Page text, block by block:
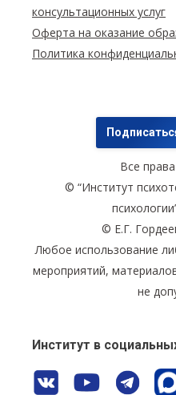
консультационных услуг
Оферта на оказание
Политика
Все
© “Институт
© Е.Г.
Любое использование
мероприятий,
не
Институт в